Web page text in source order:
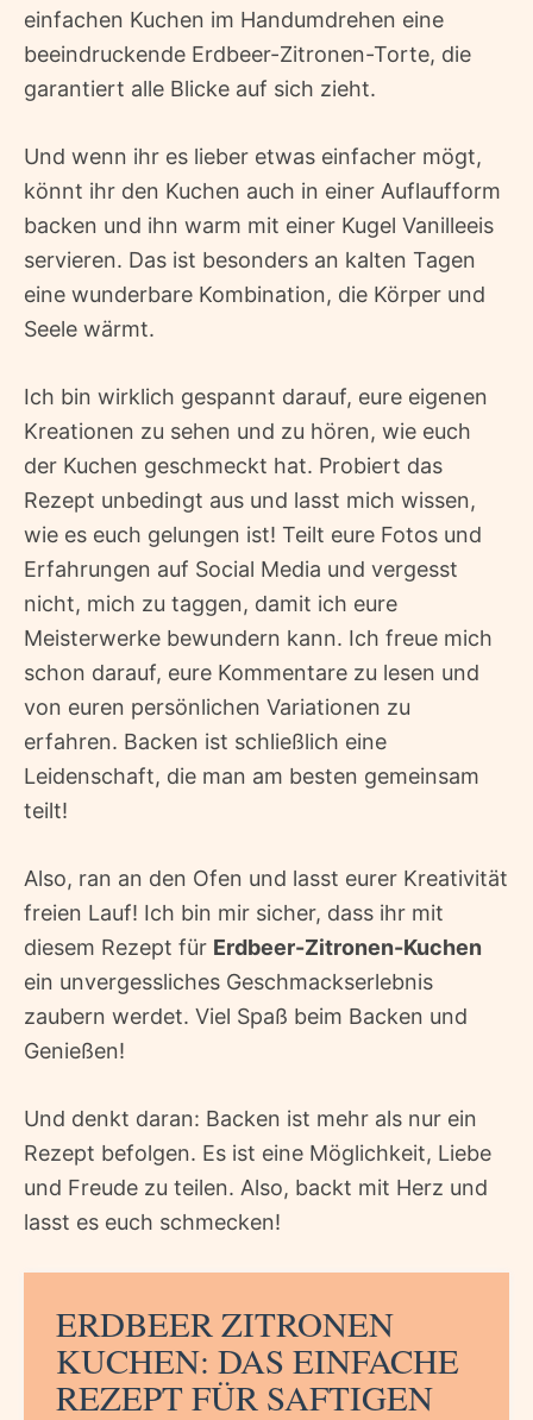
einfachen Kuchen im Handumdrehen eine
beeindruckende Erdbeer-Zitronen-Torte, die
garantiert alle Blicke auf sich zieht.
Und wenn ihr es lieber etwas einfacher mögt,
könnt ihr den Kuchen auch in einer Auflaufform
backen und ihn warm mit einer Kugel Vanilleeis
servieren. Das ist besonders an kalten Tagen
eine wunderbare Kombination, die Körper und
Seele wärmt.
Ich bin wirklich gespannt darauf, eure eigenen
Kreationen zu sehen und zu hören, wie euch
der Kuchen geschmeckt hat. Probiert das
Rezept unbedingt aus und lasst mich wissen,
wie es euch gelungen ist! Teilt eure Fotos und
Erfahrungen auf Social Media und vergesst
nicht, mich zu taggen, damit ich eure
Meisterwerke bewundern kann. Ich freue mich
schon darauf, eure Kommentare zu lesen und
von euren persönlichen Variationen zu
erfahren. Backen ist schließlich eine
Leidenschaft, die man am besten gemeinsam
teilt!
Also, ran an den Ofen und lasst eurer Kreativität
freien Lauf! Ich bin mir sicher, dass ihr mit
diesem Rezept für Erdbeer-Zitronen-Kuchen
ein unvergessliches Geschmackserlebnis
zaubern werdet. Viel Spaß beim Backen und
Genießen!
Und denkt daran: Backen ist mehr als nur ein
Rezept befolgen. Es ist eine Möglichkeit, Liebe
und Freude zu teilen. Also, backt mit Herz und
lasst es euch schmecken!
ERDBEER ZITRONEN
KUCHEN: DAS EINFACHE
REZEPT FÜR SAFTIGEN